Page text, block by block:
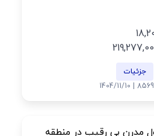
جزئیات
مدرن بی رقیب در منطقه